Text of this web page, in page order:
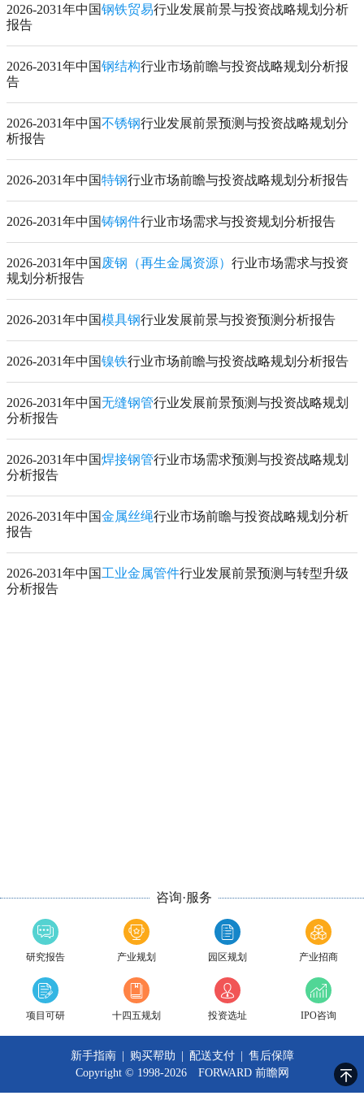
2026-2031年中国钢铁贸易行业发展前景与投资战略规划分析
报告
2026-2031年中国钢结构行业市场前瞻与投资战略规划分析报
告
2026-2031年中国不锈钢行业发展前景预测与投资战略规划分
析报告
2026-2031年中国特钢行业市场前瞻与投资战略规划分析报告
2026-2031年中国铸钢件行业市场需求与投资规划分析报告
2026-2031年中国 废钢（再生金属资源） 行业市场需求与投资
规划分析报告
2026-2031年中国模具钢行业发展前景与投资预测分析报告
2026-2031年中国镍铁行业市场前瞻与投资战略规划分析报告
2026-2031年中国无缝钢管行业发展前景预测与投资战略规划
分析报告
2026-2031年中国焊接钢管行业市场需求预测与投资战略规划
分析报告
2026-2031年中国金属丝绳行业市场前瞻与投资战略规划分析
报告
2026-2031年中国 工业金属管件行业发展前景预测与转型升级
分析报告
咨询·服务
研究报告 产业规划 园区规划 产业招商
项目可研 十四五规划 投资选址 IPO咨询
新手指南 购买帮助 配送支付
售后保障
Copyright © 1998-2026 FORWARD 前瞻网